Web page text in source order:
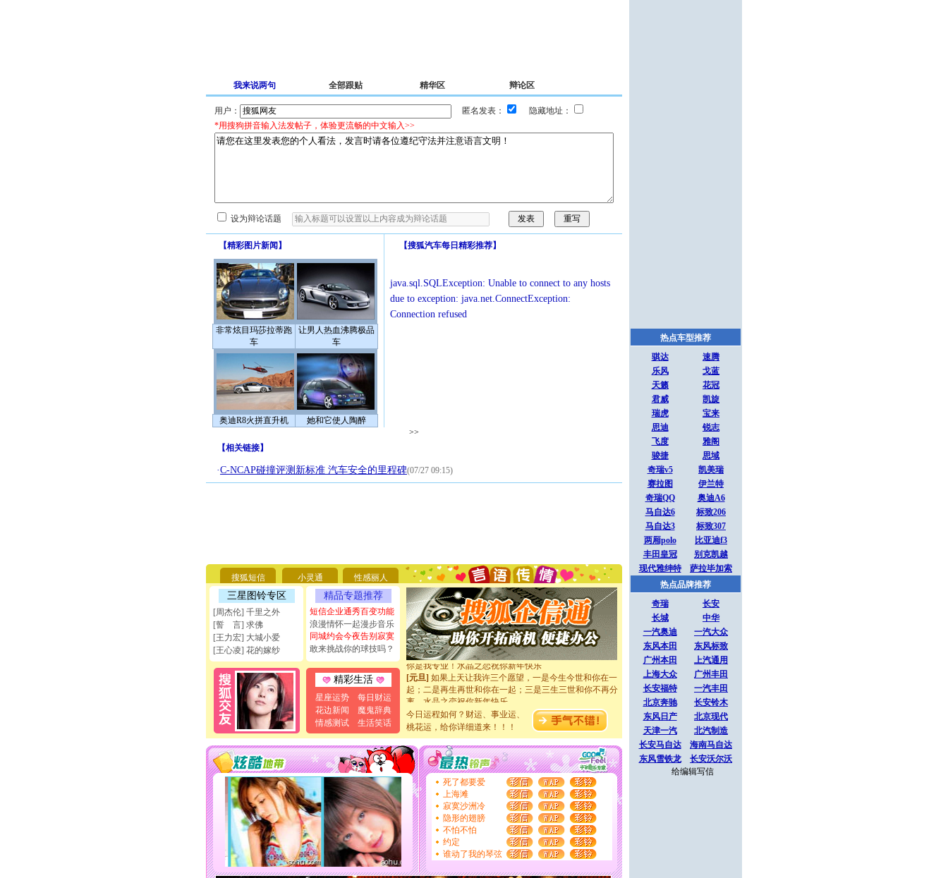
我来说两句 全部跟贴 精华区 辩论区
用户： 匿名发表：
隐藏地址：
*用搜狗拼音输入法发帖子，体验更流畅的中文输入>>
设为辩论话题
【精彩图片新闻 】
非常炫目玛莎拉蒂跑
车
让男人热血沸腾极品
车
奥迪R8火拼直升机 她和它使人陶醉
【搜狐汽车每日精彩推荐】
java.sql.SQLException: Unable to connect to any hosts
due to exception: java.net.ConnectException:
Connection refused
>>
【相关链接】
·C-NCAP碰撞评测新标准 汽车安全的里程碑(07/27 09:15)
搜狐短信 小灵通 性感丽人
三星图铃专区
[周杰伦] 千里之外
[誓 言] 求佛
[王力宏] 大城小爱
[王心凌] 花的嫁纱
精品专题推荐
短信企业通秀百变功能
浪漫情怀一起漫步音乐
同城约会今夜告别寂寞
敢来挑战你的球技吗？
精彩生活
星座运势
每日财运
花边新闻
魔鬼辞典
情感测试
生活笑话
要平安！千万要知足！千万不要忘记我！
[圣诞节]不只这样的日子才会想起你,而是这样的日子才
能正大光明地骚扰你,告诉你,圣诞要快乐!新年要快乐!天
天都要快乐噢!
[圣诞节]奉上一颗祝福的心,在这个特别的日子里,愿幸福,
如意,快乐,鲜花,一切美好的祝愿与你同在.圣诞快乐!
[元旦]看到你我会触电；看不到你我要充电；没有你我会
断电。爱你是我职业，想你是我事业，抱你是我特长，吻
你是我专业！水晶之恋祝你新年快乐
[元旦]如果上天让我许三个愿望，一是今生今世和你在一
起；二是再生再世和你在一起；三是三生三世和你不再分
离。水晶之恋祝你新年快乐
当我狠下心扭头离去那一刻，你在我身后无助地哭
泣，这痛楚让我明白我多么爱你。我转身抱住你：这猪不
卖了。水晶之恋祝你新年快乐。
[春节]风柔雨润好月圆，半岛铁盒伴身边，每日尽显开心
颜！冬去春来似水如烟，劳碌人生需尽欢！听一曲轻歌，
道一声平安！新年吉祥万事如愿
[春节]
传说薰衣草有四片叶子：第一片叶子是信仰，第二
片叶子是希望，第三片叶子是爱情，第四片叶子是幸运。
送你一棵薰衣草，愿你新年快乐！
[圣诞节]圣诞节到了，想想没什么送给你的，又不打算给
你太多，只有给你五千万：千万快乐！千万要健康！千万
要平安！千万要知足！千万不要忘记我！
[圣诞节]不只这样的日子才会想起你,而是这样的日子才
能正大光明地骚扰你,告诉你,圣诞要快乐!新年要快乐!天
天都要快乐噢!
今日运程如何？财运、事业运、
桃花运，给你详细道来！！！
死了都要爱
上海滩
寂寞沙洲冷
隐形的翅膀
不怕不怕
约定
谁动了我的琴弦
热点车型推荐
骐达
速腾
乐风
戈蓝
天籁
花冠
君威
凯旋
瑞虎
宝来
思迪
锐志
飞度
雅阁
骏捷
思域
奇瑞v5
凯美瑞
赛拉图
伊兰特
奇瑞QQ
奥迪A6
马自达6
标致206
马自达3
标致307
两厢polo
比亚迪f3
丰田皇冠
别克凯越
现代雅绅特
萨拉毕加索
热点品牌推荐
奇瑞
长安
长城
中华
一汽奥迪
一汽大众
东风本田
东风标致
广州本田
上汽通用
上海大众
广州丰田
长安福特
一汽丰田
北京奔驰
长安铃木
东风日产
北京现代
天津一汽
北汽制造
长安马自达
海南马自达
东风雪铁龙
长安沃尔沃
给编辑写信